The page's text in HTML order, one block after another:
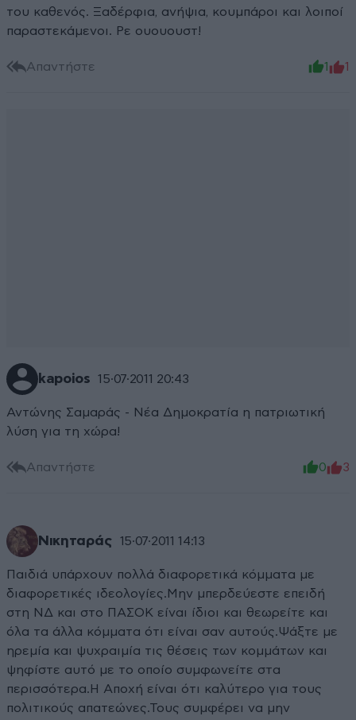
του καθενός. Ξαδέρφια, ανήψια, κουμπάροι και λοιποί
παραστεκάμενοι. Ρε ουουουστ!
Απαντήστε 1 1
kapoios 15·07·2011 20:43
Αντώνης Σαμαράς - Νέα Δημοκρατία η πατριωτική
λύση για τη χώρα!
Απαντήστε 0 3
Νικηταράς 15·07·2011 14:13
Παιδιά υπάρχουν πολλά διαφορετικά κόμματα με
διαφορετικές ιδεολογίες.Μην μπερδεύεστε επειδή
στη ΝΔ και στο ΠΑΣΟΚ είναι ίδιοι και θεωρείτε και
όλα τα άλλα κόμματα ότι είναι σαν αυτούς.Ψάξτε με
ηρεμία και ψυχραιμία τις θέσεις των κομμάτων και
ψηφίστε αυτό με το οποίο συμφωνείτε στα
περισσότερα.Η Αποχή είναι ότι καλύτερο για τους
πολιτικούς απατεώνες.Τους συμφέρει να μην